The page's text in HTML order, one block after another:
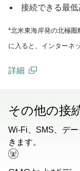
接続できる最
*北米東海岸発の北極
に入ると、インターネ
詳細
その他の接
Wi-Fi、SMS、デ
きます。